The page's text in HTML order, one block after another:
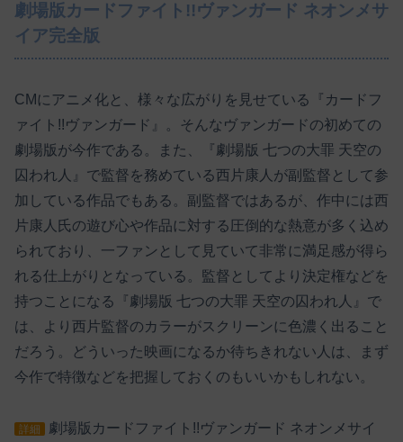
劇場版カードファイト!!ヴァンガード ネオンメサ
イア完全版
CMにアニメ化と、様々な広がりを見せている『カードフ
ァイト!!ヴァンガード』。そんなヴァンガードの初めての
劇場版が今作である。また、『劇場版 七つの大罪 天空の
囚われ人』で監督を務めている西片康人が副監督として参
加している作品でもある。副監督ではあるが、作中には西
片康人氏の遊び心や作品に対する圧倒的な熱意が多く込め
られており、一ファンとして見ていて非常に満足感が得ら
れる仕上がりとなっている。監督としてより決定権などを
持つことになる『劇場版 七つの大罪 天空の囚われ人』で
は、より西片監督のカラーがスクリーンに色濃く出ること
だろう。どういった映画になるか待ちきれない人は、まず
今作で特徴などを把握しておくのもいいかもしれない。
詳細 劇場版カードファイト!!ヴァンガード ネオンメサイ